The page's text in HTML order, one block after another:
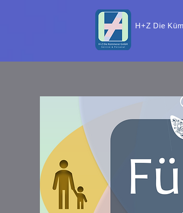
H+Z Die